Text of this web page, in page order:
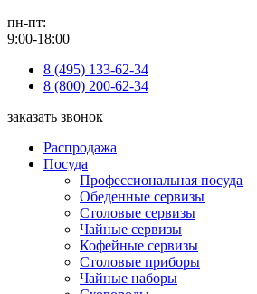
пн-пт:
9:00-18:00
8 (495) 133-62-34
8 (800) 200-62-34
заказать звонок
Распродажа
Посуда
Профессиональная посуда
Обеденные сервизы
Столовые сервизы
Чайные сервизы
Кофейные сервизы
Столовые приборы
Чайные наборы